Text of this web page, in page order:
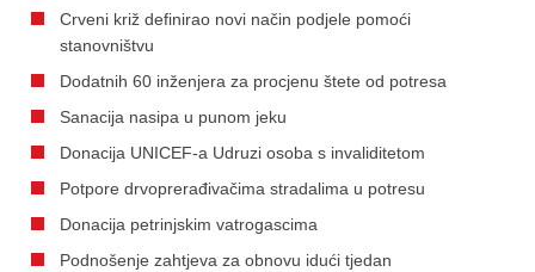
Crveni križ definirao novi način podjele pomoći
stanovništvu
Dodatnih 60 inženjera za procjenu štete od potresa
Sanacija nasipa u punom jeku
Donacija UNICEF-a Udruzi osoba s invaliditetom
Potpore drvoprerađivačima stradalima u potresu
Donacija petrinjskim vatrogascima
Podnošenje zahtjeva za obnovu idući tjedan